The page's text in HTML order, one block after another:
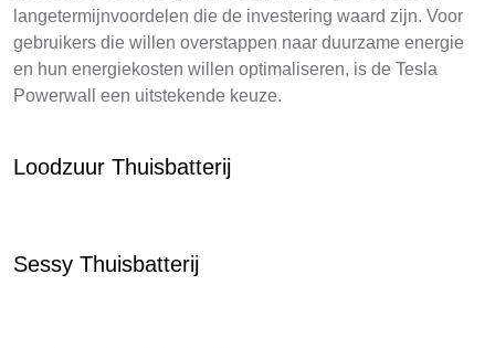
langetermijnvoordelen die de investering waard zijn. Voor
gebruikers die willen overstappen naar duurzame energie
en hun energiekosten willen optimaliseren, is de Tesla
Powerwall een uitstekende keuze.
Loodzuur Thuisbatterij
Sessy Thuisbatterij